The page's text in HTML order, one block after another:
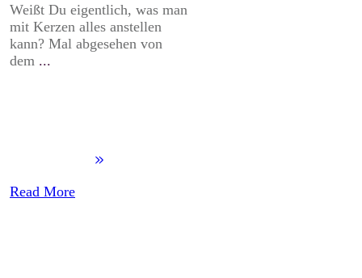
Weißt Du eigentlich, was man
mit Kerzen alles anstellen
kann? Mal abgesehen von
dem ...
​Read More